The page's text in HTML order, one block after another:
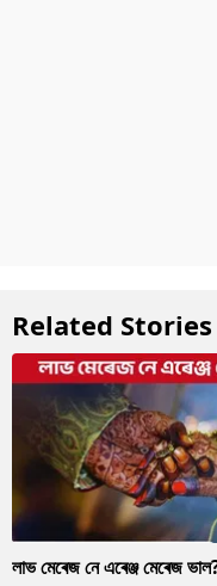
Related Stories
লাভ মেৰেজ নে এৰেঞ্জ মেৰেজ